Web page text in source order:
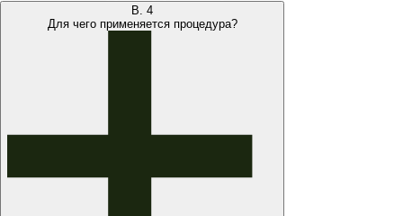
В. 4
Для чего применяется процедура?